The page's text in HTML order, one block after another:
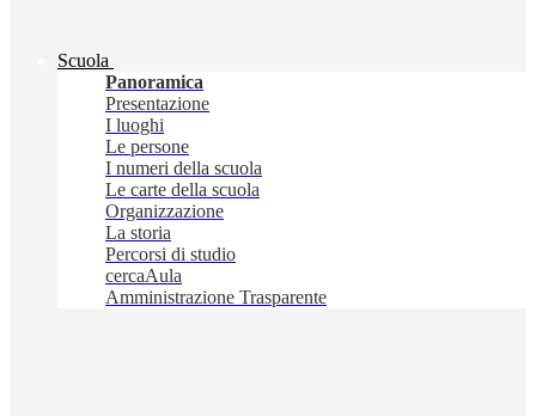
Scuola
Panoramica
Presentazione
I luoghi
Le persone
I numeri della scuola
Le carte della scuola
Organizzazione
La storia
Percorsi di studio
cercaAula
Amministrazione Trasparente